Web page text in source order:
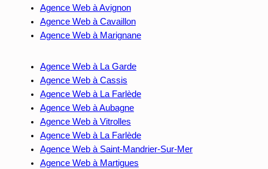
Agence Web à Avignon
Agence Web à Cavaillon
Agence Web à Marignane
Agence Web à La Garde
Agence Web à Cassis
Agence Web à La Farlède
Agence Web à Aubagne
Agence Web à Vitrolles
Agence Web à La Farlède
Agence Web à Saint-Mandrier-Sur-Mer
Agence Web à Martigues